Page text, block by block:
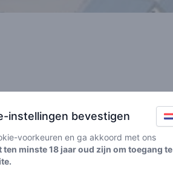
instellingen bevestigen
voorkeuren en ga akkoord met ons
ten minste 18 jaar oud zijn om toegang te